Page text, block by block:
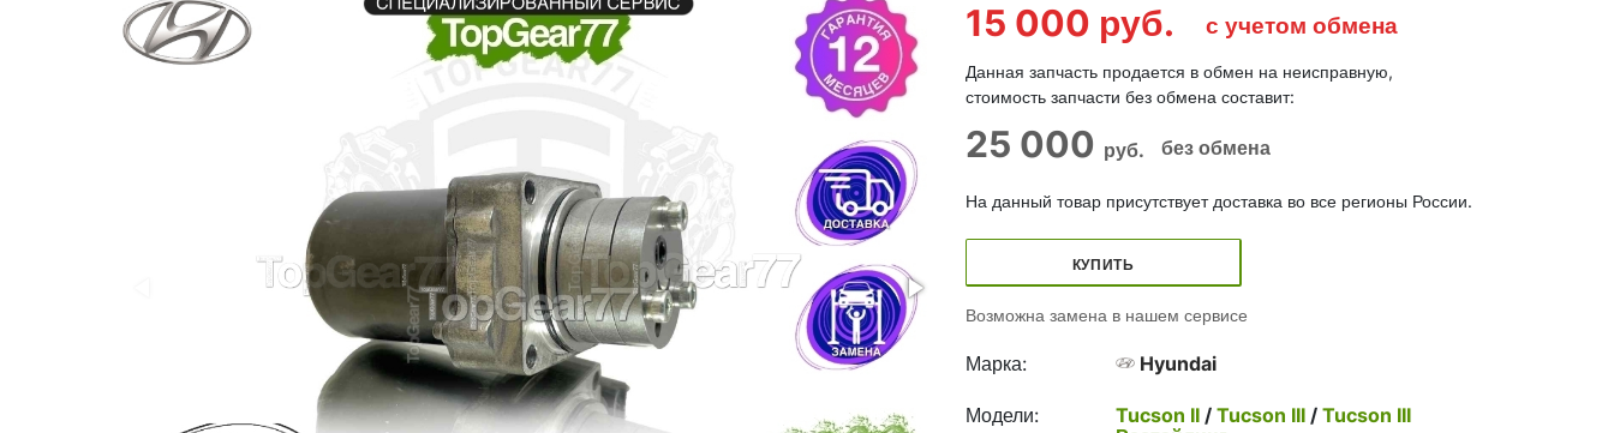
15 000 руб. с учетом обмена
Данная запчасть продается в обмен на неисправную,
стоимость запчасти без обмена составит:
25 000 руб. без обмена
На данный товар присутствует доставка во все регионы России.
КУПИТЬ
Возможна замена в нашем сервисе
Марка: Hyundai
Модели: Tucson II / Tucson III / Tucson III